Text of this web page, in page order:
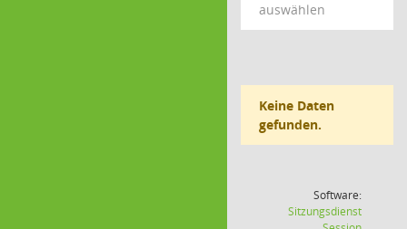
auswählen
Keine Daten
gefunden.
Software:
Sitzungsdienst